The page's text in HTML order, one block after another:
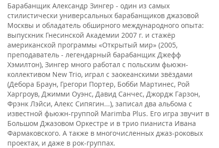
Барабанщик Александр Зингер - один из самых
стилистически универсальных барабанщиков джазовой
Москвы и обладатель обширного международного опыта:
выпускник Гнесинской Академии 2007 г. и стажёр
американской программы «Открытый мир» (2005,
преподаватель - легендарный барабанщик Джефф
Хэмилтон), Зингер много работал с польским фьюжн-
коллективом New Trio, играл с заокеанскими звёздами
(Дебора Браун, Грегори Портер, Бобби Мартинес, Рой
Харгроув, Джимми Оуэнс, Давид Санчес, Джордж Гарзон,
Фрэнк Лэйси, Алекс Сипягин...), записал два альбома с
известной фьюжн-группой Marimba Plus. Его игра звучит в
Большом Джазовом Оркестре и в трио пианиста Ивана
Фармаковского. А также в многочисленных джаз-роковых
проектах, и даже в рок-группах.